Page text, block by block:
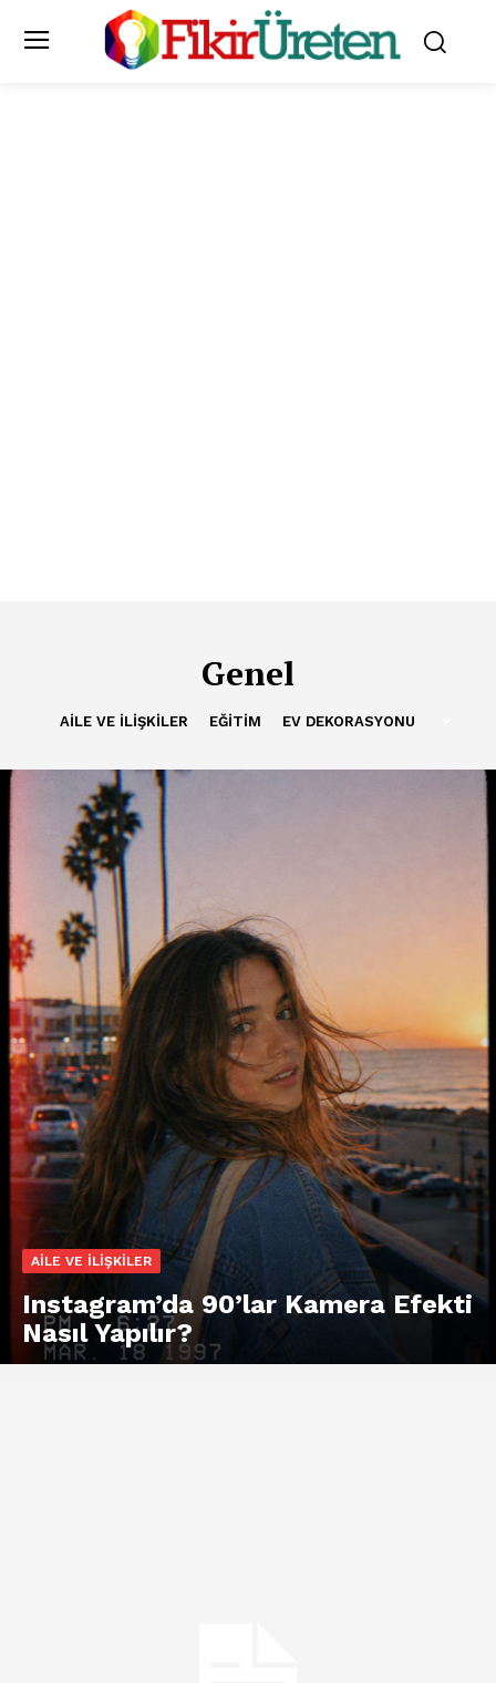
Genel
AILE VE İLIŞKILER EĞITIM EV DEKORASYONU
AILE VE İLIŞKILER
Instagram’da 90’lar Kamera Efekti
Nasıl Yapılır?